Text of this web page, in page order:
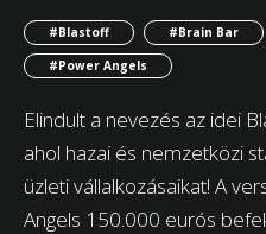
#Blastoff #Brain Bar
#Power Angels
Elindult a nevezés az idei
ahol hazai és nemzetközi
üzleti vállalkozásaikat! A
Angels 150.000 eurós